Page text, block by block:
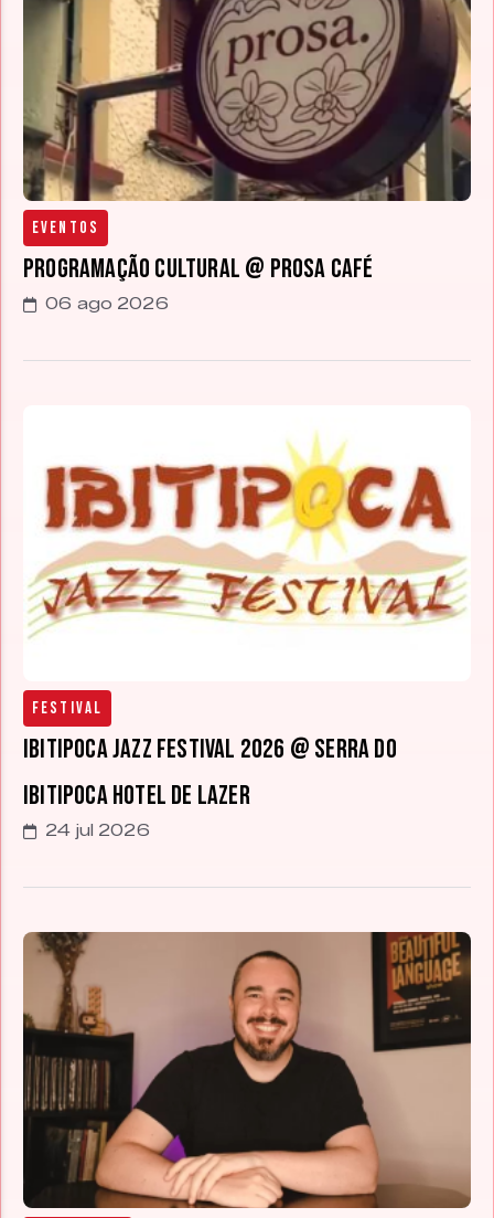
Eventos
Programação cultural @ Prosa Café
06 ago 2026
Festival
Ibitipoca Jazz Festival 2026 @ Serra do
Ibitipoca Hotel de Lazer
24 jul 2026